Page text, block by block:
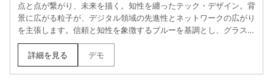
点と点が繋がり、未来を描く。知性を纏ったテック・デザイン。背
景に広がる粒子が、デジタル領域の先進性とネットワークの広がり
を主張します。信頼と知性を象徴するブルーを基調とし、グラスモ
ーフィズム（すりガラス効果）をアクセントに採用。情報を美しく
整理するカード型レイアウトと滑らかなモーションが、あなたのビ
ジネスに「確かな技術力」という説得力を与えます。
詳細を見る デモ